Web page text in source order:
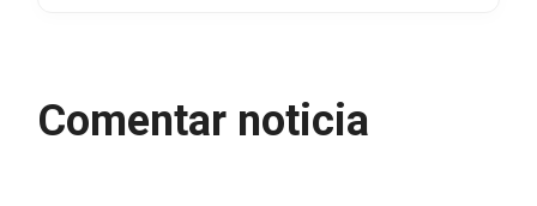
Comentar noticia